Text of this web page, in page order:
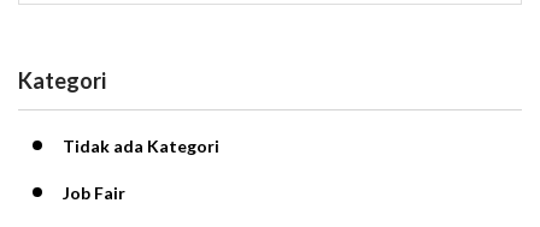
Kategori
Tidak ada Kategori
Job Fair